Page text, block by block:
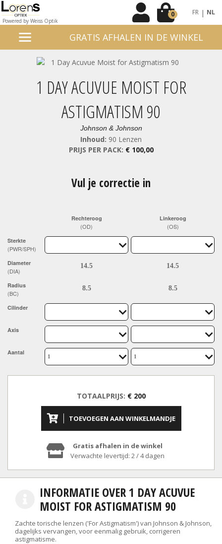
Powered by Weiss Optik
0 FR | NL
GRATIS AFHALEN IN DE WINKEL
1 DAY ACUVUE MOIST FOR
ASTIGMATISM 90
Johnson & Johnson
Inhoud: 90 Lenzen
PRIJS PER PACK: € 100,00
Vul je correctie in
Sterkte
(PWR/SPH)
Diameter
(DIA)
Radius
(BC)
Cilinder
Axis
Aantal
Rechteroog
(OD)
Linkeroog
(OS)
TOTAALPRIJS: € 200
TOEVOEGEN AAN WINKELMANDJE
Gratis afhalen in de winkel
Verwachte levertijd: 2 / 4 dagen
INFORMATIE OVER 1 DAY ACUVUE
MOIST FOR ASTIGMATISM 90
Zachte torische lenzen ('For Astigmatism') van Johnson & Johnson,
dagelijks vervangen, voor eenmalig gebruik, corrigeren
astigmatisme.